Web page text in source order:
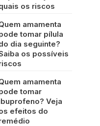
os riscos
amamenta
tomar pílula
dia seguinte?
os possíveis
amamenta
tomar
Veja
efeitos do